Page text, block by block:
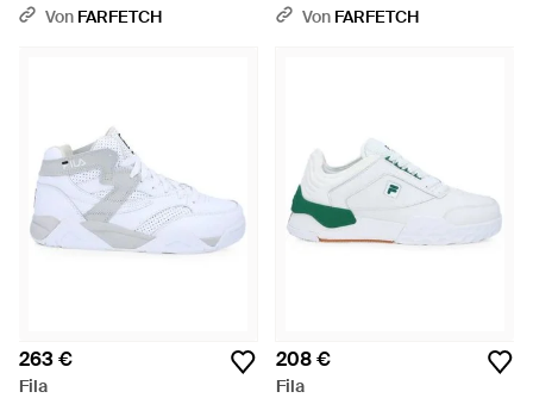
Von FARFETCH
GrünVon FARFETCH
263 €
Fila
208 €
Fila